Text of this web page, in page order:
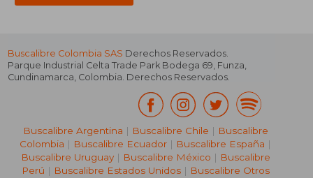
Buscalibre Colombia SAS Derechos Reservados.
Parque Industrial Celta Trade Park Bodega 69, Funza,
Cundinamarca, Colombia. Derechos Reservados.
Buscalibre Argentina | Buscalibre Chile | Buscalibre
Colombia | Buscalibre Ecuador | Buscalibre España |
Buscalibre Uruguay| Buscalibre México | Buscalibre
Perú | Buscalibre Estados Unidos| Buscalibre Otros